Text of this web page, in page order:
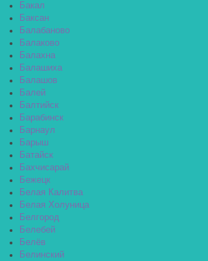
Бакал
Баксан
Балабаново
Балаково
Балахна
Балашиха
Балашов
Балей
Балтийск
Барабинск
Барнаул
Барыш
Батайск
Бахчисарай
Бежецк
Белая Калитва
Белая Холуница
Белгород
Белебей
Белёв
Белинский